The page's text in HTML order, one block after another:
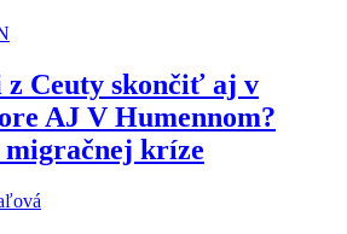
Ceuty skončiť aj v
AJ V Humennom?
migračnej kríze